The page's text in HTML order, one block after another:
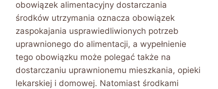
obowiązek alimentacyjny dostarczania
środków utrzymania oznacza obowiązek
zaspokajania usprawiedliwionych potrzeb
uprawnionego do alimentacji, a wypełnienie
tego obowiązku może polegać także na
dostarczaniu uprawnionemu mieszkania, opieki
lekarskiej i domowej. Natomiast środkami